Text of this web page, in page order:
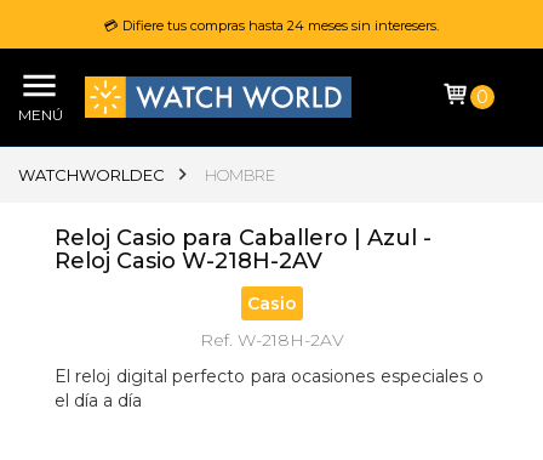
💳 Difiere tus compras hasta 24 meses sin interesers.
MENÚ
0
WATCHWORLDEC HOMBRE
Reloj Casio para Caballero | Azul -
Reloj Casio W-218H-2AV
Casio
Ref. W-218H-2AV
El reloj digital perfecto para ocasiones especiales o
el día a día